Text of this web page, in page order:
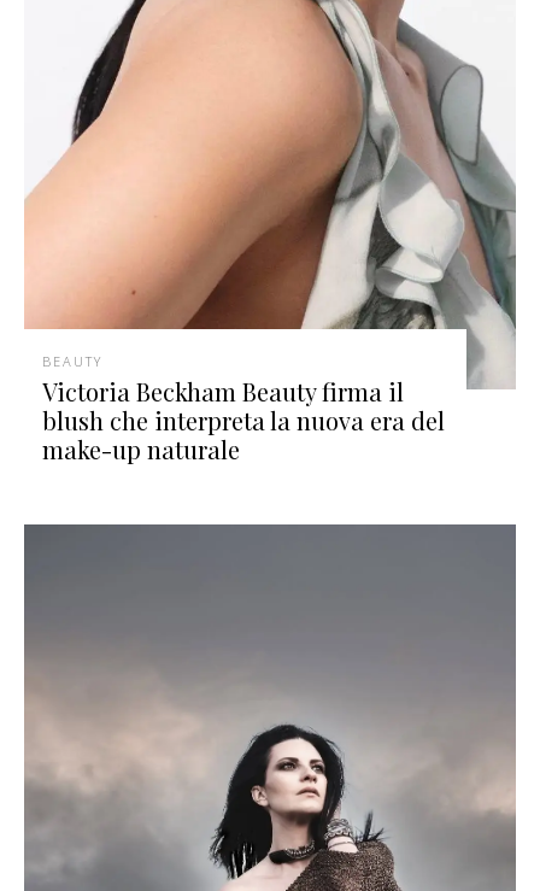
BEAUTY
Victoria Beckham Beauty firma il
blush che interpreta la nuova era del
make-up naturale